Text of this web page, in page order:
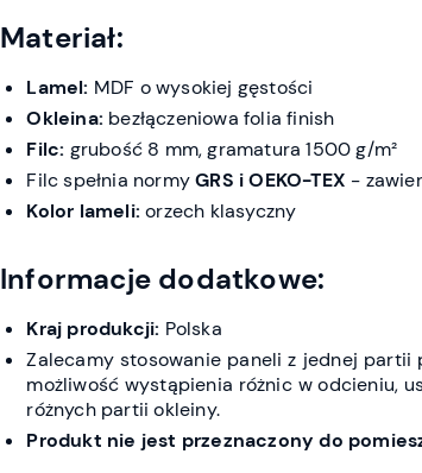
Materiał:
Lamel: MDF o wysokiej gęstości
Okleina: bezłączeniowa folia finish
Filc: grubość 8 mm, gramatura 1500 g/m²
Filc spełnia normyGRS i OEKO-TEX -
Kolor lameli: orzech klasyczny
Informacje dodatkowe:
Kraj produkcji: Polska
Zalecamy stosowanie paneli z jednej partii
możliwość wystąpienia różnic w odcieniu,
różnych partii okleiny.
Produkt nie jest przeznaczony do